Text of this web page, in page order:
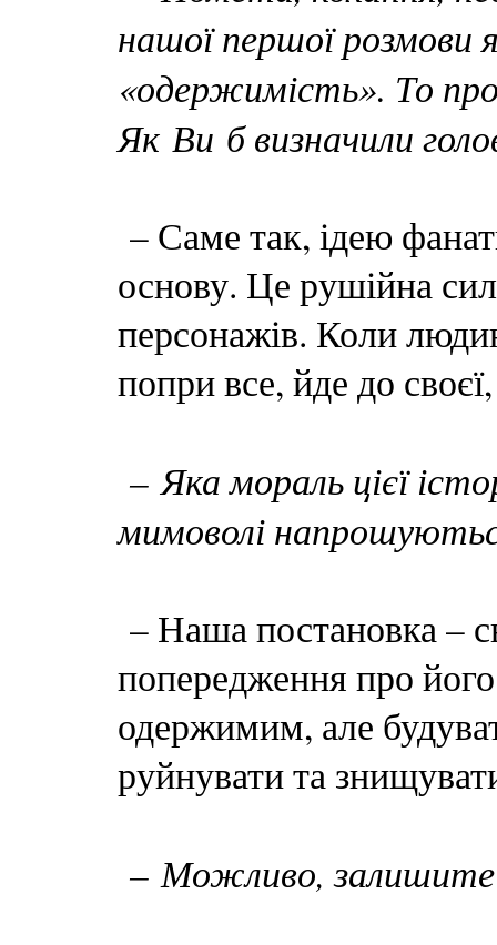
нашої першої розмови
«одержимість». То
Як Ви б визначили
– Саме так, ідею
основу. Це рушійна
персонажів. Коли
попри все, йде до
– Яка мораль цієї
мимоволі
– Наша постановка –
попередження про
одержимим, але
руйнувати та
– Можливо, залишите